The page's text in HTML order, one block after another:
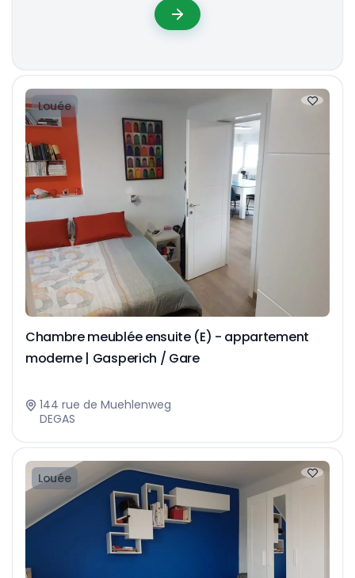
Louée
Chambre meublée ensuite (E) - appartement
moderne | Gasperich / Gare
144 rue de Muehlenweg
DEGAS
Louée